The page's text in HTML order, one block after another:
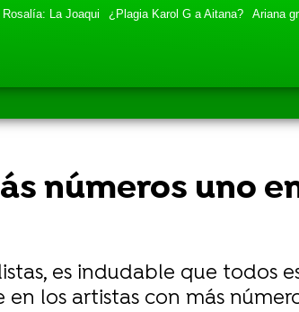
La Joaqui ¿Plagia Karol G a Aitana? Ariana
números uno
es indudable que todos
los artistas con más